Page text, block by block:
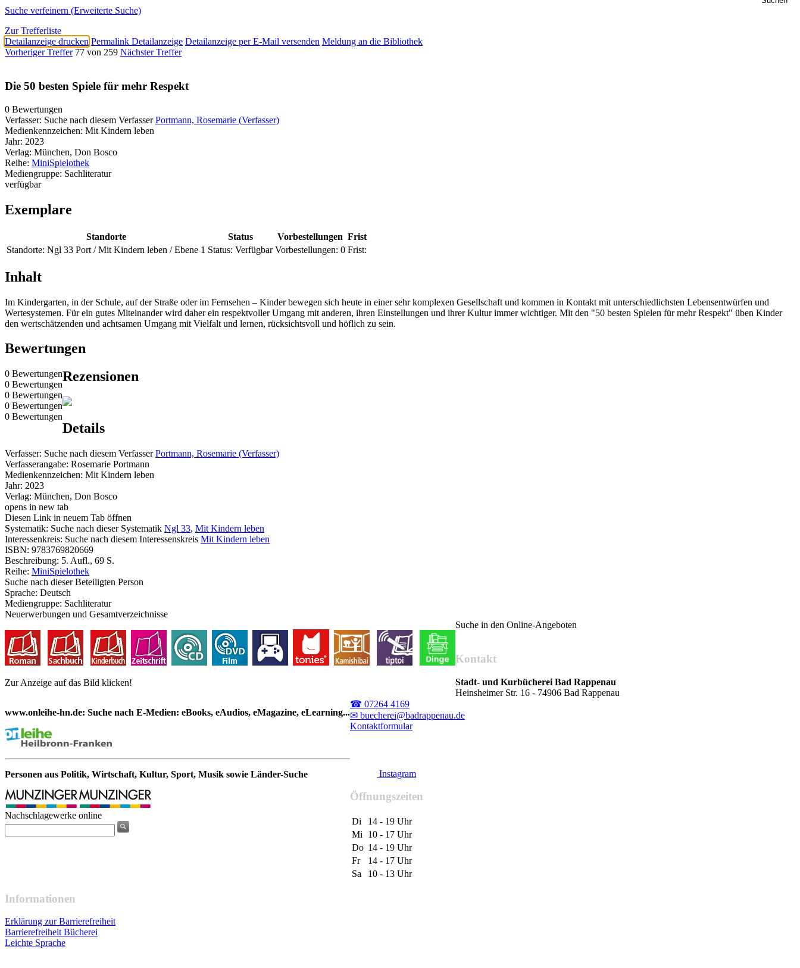
Suche verfeinern (Erweiterte Suche)
Zur Trefferliste
Detailanzeige drucken Permalink Detailanzeige Detailanzeige per E-Mail versenden Meldung an die Bibliothek
Vorheriger Treffer 77 von 259 Nächster Treffer
Die 50 besten Spiele für mehr Respekt
0 Bewertungen
Verfasser: Suche nach diesem Verfasser Portmann, Rosemarie (Verfasser)
Medienkennzeichen: Mit Kindern leben
Jahr: 2023
Verlag: München, Don Bosco
Reihe: MiniSpielothek
Mediengruppe: Sachliteratur
verfügbar
Exemplare
Standorte Status Vorbestellungen Frist
Standorte: Ngl 33 Port / Mit Kindern leben / Ebene 1 Status: Verfügbar Vorbestellungen: 0 Frist:
Inhalt
Im Kindergarten, in der Schule, auf der Straße oder im Fernsehen – Kinder bewegen sich heute in einer sehr komplexen Gesellschaft und kommen in Kontakt mit unterschiedlichsten Lebensentwürfen und
Wertesystemen. Für ein gutes Miteinander wird daher ein respektvoller Umgang mit anderen, ihren Einstellungen und ihrer Kultur immer wichtiger. Mit den "50 besten Spielen für mehr Respekt" üben Kinder
den wertschätzenden und achtsamen Umgang mit Vielfalt und lernen, rücksichtsvoll und höflich zu sein.
Bewertungen
0 Bewertungen
0 Bewertungen
0 Bewertungen
0 Bewertungen
0 Bewertungen
Rezensionen
Details
Verfasser: Suche nach diesem Verfasser Portmann, Rosemarie (Verfasser)
Verfasserangabe: Rosemarie Portmann
Medienkennzeichen: Mit Kindern leben
Jahr: 2023
Verlag: München, Don Bosco
opens in new tab
Diesen Link in neuem Tab öffnen
Systematik: Suche nach dieser Systematik Ngl 33, Mit Kindern leben
Interessenkreis: Suche nach diesem Interessenskreis Mit Kindern leben
ISBN: 9783769820669
Beschreibung: 5. Aufl., 69 S.
Reihe: MiniSpielothek
Suche nach dieser Beteiligten Person
Sprache: Deutsch
Mediengruppe: Sachliteratur
Neuerwerbungen und Gesamtverzeichnisse
Zur Anzeige auf das Bild klicken!
Suche in den Online-Angeboten
www.onleihe-hn.de: Suche nach E-Medien: eBooks, eAudios, eMagazine, eLearning...
Personen aus Politik, Wirtschaft, Kultur, Sport, Musik sowie Länder-Suche
Nachschlagewerke online
Kontakt
Stadt- und Kurbücherei Bad Rappenau
Heinsheimer Str. 16 - 74906 Bad Rappenau
☎ 07264 4169
✉ buecherei@badrappenau.de
Kontaktformular
Instagram
Öffnungszeiten
Di
14 - 19 Uhr
Mi
10 - 17 Uhr
Do 14 - 19 Uhr
Fr
14 - 17 Uhr
Sa
10 - 13 Uhr
Informationen
Erklärung zur Barrierefreiheit
Barrierefreiheit Bücherei
Leichte Sprache